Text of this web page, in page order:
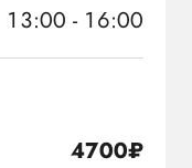
13:00 - 16:00
4700₽